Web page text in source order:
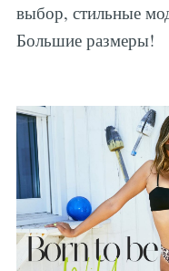
выбор, стильные
Большие размеры!